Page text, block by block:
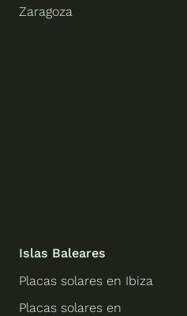
Zaragoza
Islas Baleares
Placas solares en Ibiza
Placas solares en